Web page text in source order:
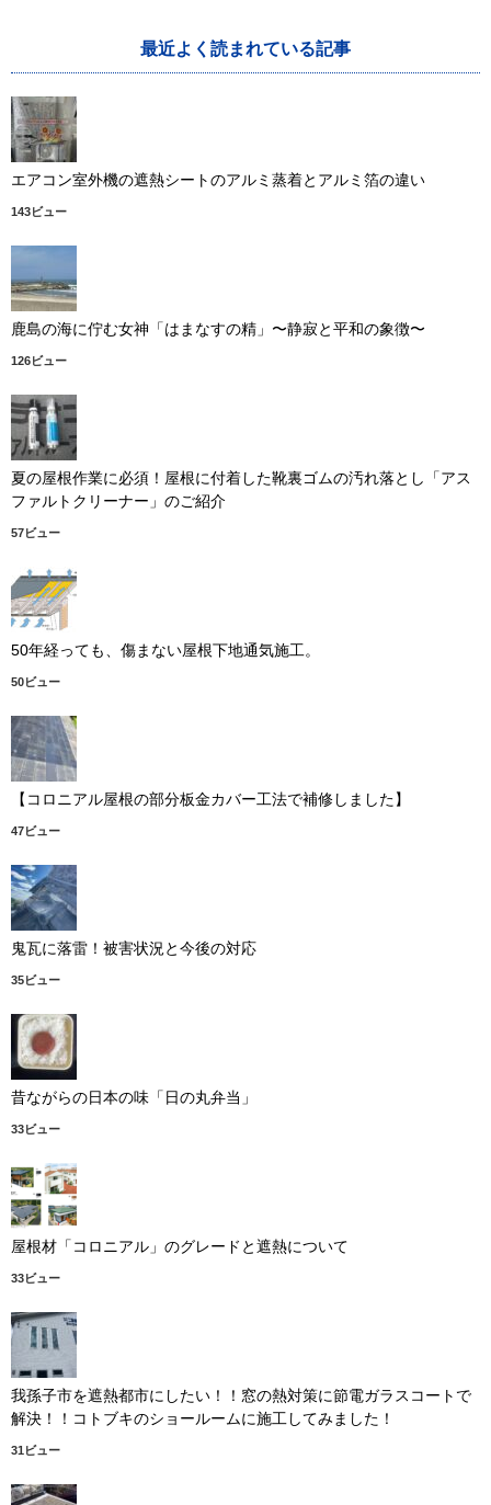
最近よく読まれている記事
エアコン室外機の遮熱シートのアルミ蒸着とアルミ箔の違い
143ビュー
鹿島の海に佇む女神「はまなすの精」〜静寂と平和の象徴〜
126ビュー
夏の屋根作業に必須！屋根に付着した靴裏ゴムの汚れ落とし「アス
ファルトクリーナー」のご紹介
57ビュー
50年経っても、傷まない屋根下地通気施工。
50ビュー
【コロニアル屋根の部分板金カバー工法で補修しました】
47ビュー
鬼瓦に落雷！被害状況と今後の対応
35ビュー
昔ながらの日本の味「日の丸弁当」
33ビュー
屋根材「コロニアル」のグレードと遮熱について
33ビュー
我孫子市を遮熱都市にしたい！！窓の熱対策に節電ガラスコートで
解決！！コトブキのショールームに施工してみました！
31ビュー